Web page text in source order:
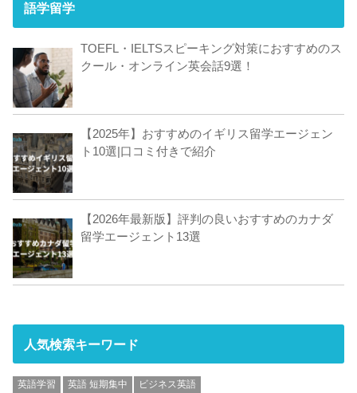
語学留学
TOEFL・IELTSスピーキング対策におすすめのス
クール・オンライン英会話9選！
【2025年】おすすめのイギリス留学エージェン
ト10選|口コミ付きで紹介
【2026年最新版】評判の良いおすすめのカナダ
留学エージェント13選
人気検索キーワード
英語学習 英語 短期集中 ビジネス英語